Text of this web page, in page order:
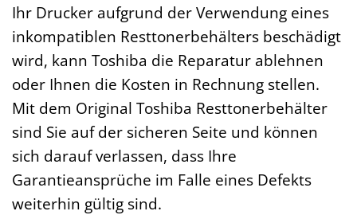
Ihr Drucker aufgrund der Verwendung eines
inkompatiblen Resttonerbehälters beschädigt
wird, kann Toshiba die Reparatur ablehnen
oder Ihnen die Kosten in Rechnung stellen.
Mit dem Original Toshiba Resttonerbehälter
sind Sie auf der sicheren Seite und können
sich darauf verlassen, dass Ihre
Garantieansprüche im Falle eines Defekts
weiterhin gültig sind.